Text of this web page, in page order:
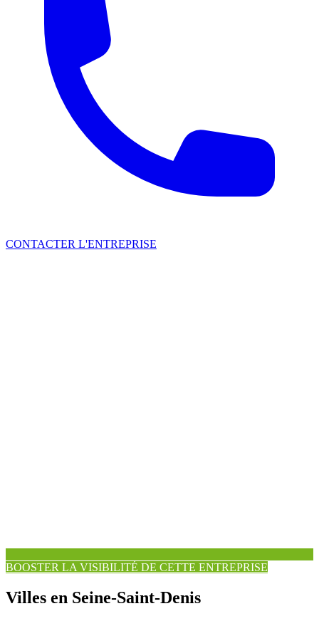
CONTACTER L'ENTREPRISE
BOOSTER LA VISIBILITÉ DE CETTE ENTREPRISE
Villes en Seine-Saint-Denis